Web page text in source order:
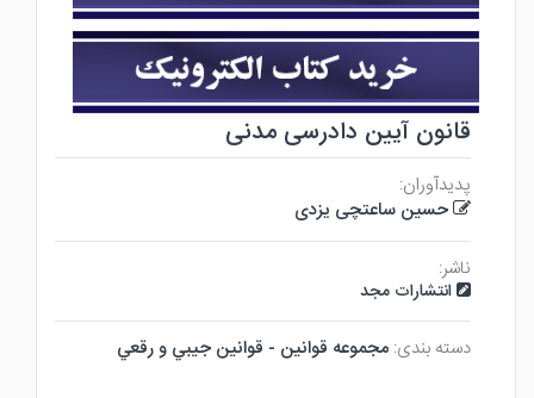
قانون آیین دادرسی مدنی
پدیدآوران:
حسین ساعتچی یزدی
ناشر:
انتشارات مجد
دسته بندی: مجموعه قوانين - قوانين جيبي و رقعي